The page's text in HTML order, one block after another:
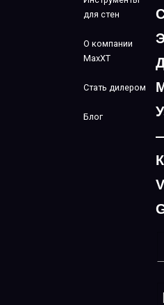
для стен
О компании
MaxXT
Стать дилером
Блог